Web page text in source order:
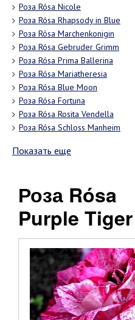
Роза Rósa Nicole
Роза Rósa Rhapsody in Blue
Роза Rósa Marchenkonigin
Роза Rósa Gebruder Grimm
Роза Rósa Prima Ballerina
Роза Rósa Mariatheresia
Роза Rósa Blue Moon
Роза Rósa Fortuna
Роза Rósa Rosita Vendella
Роза Rósa Schloss Manheim
Показать еще
Роза Rósa
Purple Tiger